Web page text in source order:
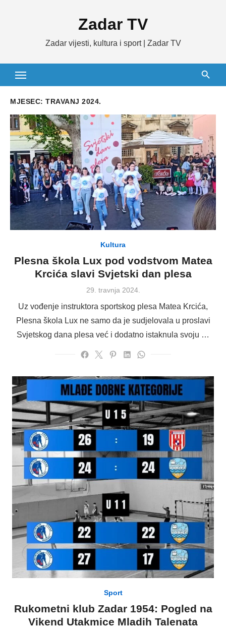
Zadar TV
Zadar vijesti, kultura i sport | Zadar TV
MJESEC: TRAVANJ 2024.
Kultura
Plesna škola Lux pod vodstvom Matea
Krcića slavi Svjetski dan plesa
Posted
29. travnja 2024.
Uz vođenje instruktora sportskog plesa Matea Krcića,
Plesna škola Lux ne samo da je sudjelovala u proslavi
Svjetskog dana plesa već i dodatno istaknula svoju …
Sport
Rukometni klub Zadar 1954: Pogled na
Vikend Utakmice Mladih Talenata